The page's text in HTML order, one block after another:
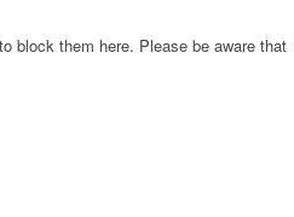
block them here. Please be aware that